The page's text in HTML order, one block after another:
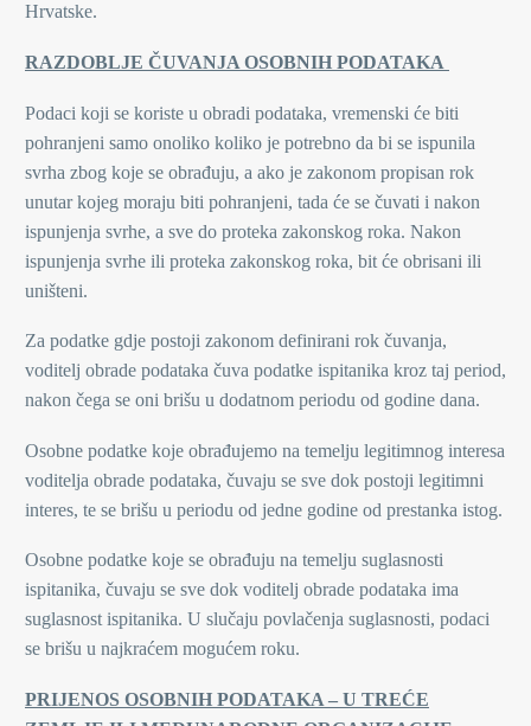
Hrvatske.
RAZDOBLJE ČUVANJA OSOBNIH PODATAKA
Podaci koji se koriste u obradi podataka, vremenski će biti
pohranjeni samo onoliko koliko je potrebno da bi se ispunila
svrha zbog koje se obrađuju, a ako je zakonom propisan rok
unutar kojeg moraju biti pohranjeni, tada će se čuvati i nakon
ispunjenja svrhe, a sve do proteka zakonskog roka. Nakon
ispunjenja svrhe ili proteka zakonskog roka, bit će obrisani ili
uništeni.
Za podatke gdje postoji zakonom definirani rok čuvanja,
voditelj obrade podataka čuva podatke ispitanika kroz taj period,
nakon čega se oni brišu u dodatnom periodu od godine dana.
Osobne podatke koje obrađujemo na temelju legitimnog interesa
voditelja obrade podataka, čuvaju se sve dok postoji legitimni
interes, te se brišu u periodu od jedne godine od prestanka istog.
Osobne podatke koje se obrađuju na temelju suglasnosti
ispitanika, čuvaju se sve dok voditelj obrade podataka ima
suglasnost ispitanika. U slučaju povlačenja suglasnosti, podaci
se brišu u najkraćem mogućem roku.
PRIJENOS OSOBNIH PODATAKA – U TREĆE